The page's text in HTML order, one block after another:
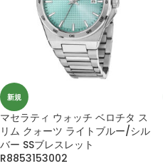
新規
マセラティ ウォッチ ベロチタ ス
リム クォーツ ライトブルー/シル
バー SSブレスレット
R8853153002